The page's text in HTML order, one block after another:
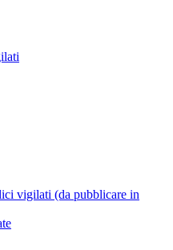
vigilati (da pubblicare in